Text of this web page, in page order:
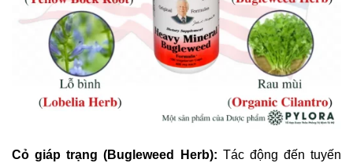
Cỏ giáp trạng (Bugleweed Herb): Tác động đến tuyến